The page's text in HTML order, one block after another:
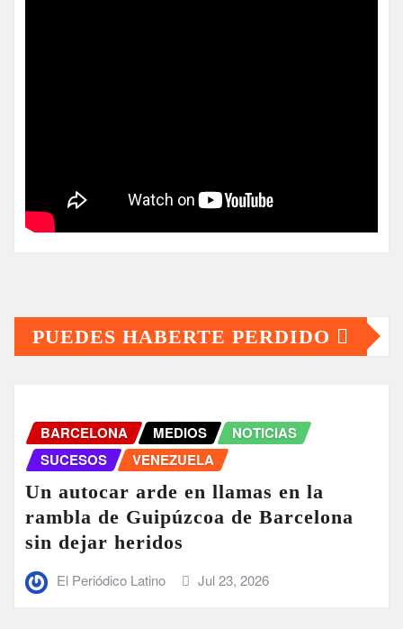
PUEDES HABERTE PERDIDO
BARCELONA MEDIOS
NOTICIAS
SUCESOS
VENEZUELA
Un autocar arde en llamas en la
rambla de Guipúzcoa de Barcelona
sin dejar heridos
El Periódico Latino Jul 23, 2026